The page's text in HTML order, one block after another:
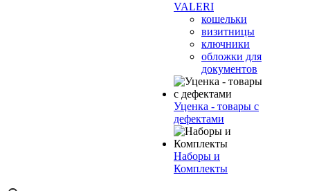
VALERI
кошельки
визитницы
ключники
обложки для
документов
Уценка - товары с
дефектами
Наборы и
Комплекты